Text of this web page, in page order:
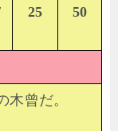
25 50
曾だ。